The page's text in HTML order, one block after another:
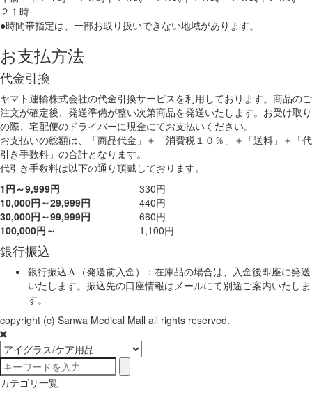
２１時
●時間帯指定は、一部お取り扱いできない地域があります。
お支払方法
代金引換
ヤマト運輸株式会社の代金引換サービスを利用しております。商品のご
注文が確定後、発送準備が整い次第商品を発送いたします。お受け取り
の際、宅配便のドライバーに現金にてお支払いください。
お支払いの総額は、「商品代金」＋「消費税１０％」＋「送料」＋「代
引き手数料」の合計となります。
代引き手数料は以下の通り頂戴しております。
1円～9,999円
330円
10,000円～29,999円
440円
30,000円～99,999円
660円
100,000円～
1,100円
銀行振込
銀行振込Ａ（発送前入金）：在庫品の場合は、入金後即座に発送
いたします。振込先の口座情報はメールにて別途ご案内いたしま
す。
copyright (c) Sanwa Medical Mall all rights reserved.
カテゴリ一覧